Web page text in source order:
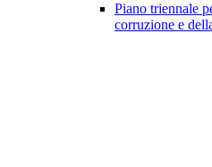
Piano triennale
corruzione e